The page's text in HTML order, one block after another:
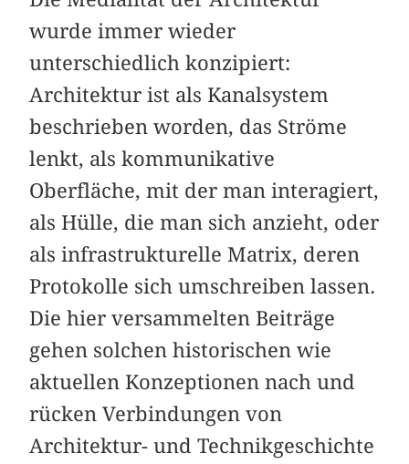
wurde immer wieder
unterschiedlich konzipiert:
Architektur ist als Kanalsystem
beschrieben worden, das Ströme
lenkt, als kommunikative
Oberfläche, mit der man interagiert,
als Hülle, die man sich anzieht, oder
als infrastrukturelle Matrix, deren
Protokolle sich umschreiben lassen.
Die hier versammelten Beiträge
gehen solchen historischen wie
aktuellen Konzeptionen nach und
rücken Verbindungen von
Architektur- und Technikgeschichte